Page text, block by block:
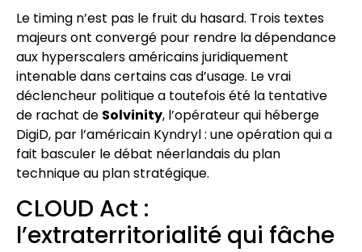
Le timing n’est pas le fruit du hasard. Trois textes
majeurs ont convergé pour rendre la dépendance
aux hyperscalers américains juridiquement
intenable dans certains cas d’usage. Le vrai
déclencheur politique a toutefois été la tentative
de rachat de Solvinity, l’opérateur qui héberge
DigiD, par l’américain Kyndryl : une opération qui a
fait basculer le débat néerlandais du plan
technique au plan stratégique.
CLOUD Act :
l’extraterritorialité qui fâche